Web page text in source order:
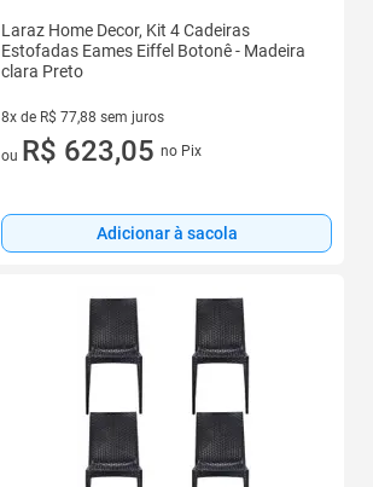
Laraz Home Decor, Kit 4 Cadeiras
Estofadas Eames Eiffel Botonê - Madeira
clara Preto
8x de R$ 77,88 sem juros
8 vez de R$ 77,88 sem juros
ou R$ 623,05 no Pix
Adicionar à sacola